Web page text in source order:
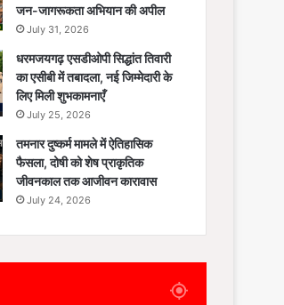
जन-जागरूकता अभियान की अपील
July 31, 2026
धरमजयगढ़ एसडीओपी सिद्धांत तिवारी
का एसीबी में तबादला, नई जिम्मेदारी के
लिए मिली शुभकामनाएँ
July 25, 2026
तमनार दुष्कर्म मामले में ऐतिहासिक
फैसला, दोषी को शेष प्राकृतिक
जीवनकाल तक आजीवन कारावास
July 24, 2026